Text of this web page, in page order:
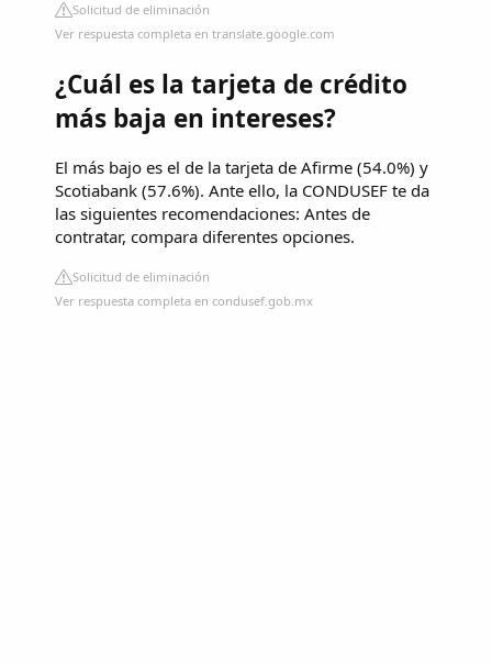
Solicitud de eliminación
Ver respuesta completa en translate.google.com
¿Cuál es la tarjeta de crédito
más baja en intereses?
El más bajo es el de la tarjeta de Afirme (54.0%) y
Scotiabank (57.6%). Ante ello, la CONDUSEF te da
las siguientes recomendaciones: Antes de
contratar, compara diferentes opciones.
Solicitud de eliminación
Ver respuesta completa en condusef.gob.mx